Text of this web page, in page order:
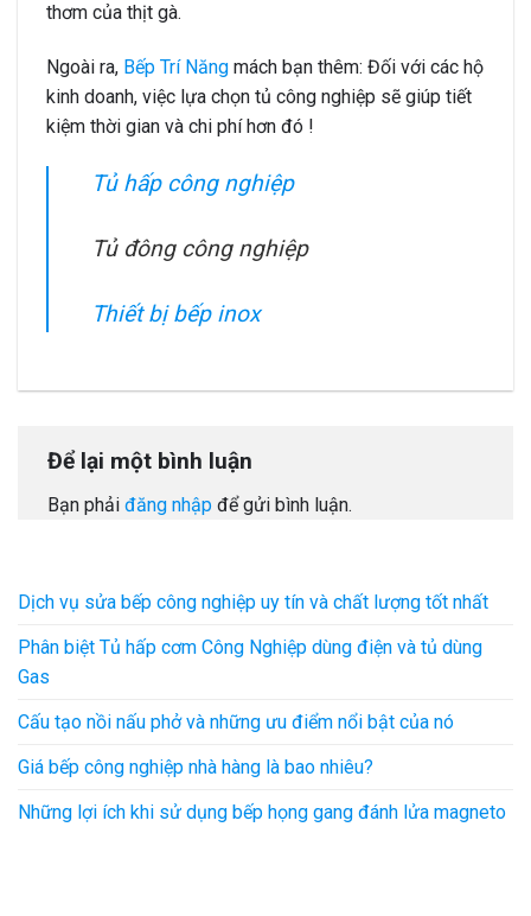
thơm của thịt gà.
Ngoài ra, Bếp Trí Năng mách bạn thêm: Đối với các hộ
kinh doanh, việc lựa chọn tủ công nghiệp sẽ giúp tiết
kiệm thời gian và chi phí hơn đó !
Tủ hấp công nghiệp
Tủ đông công nghiệp
Thiết bị bếp inox
Để lại một bình luận
Bạn phải đăng nhập để gửi bình luận.
Dịch vụ sửa bếp công nghiệp uy tín và chất lượng tốt nhất
Phân biệt Tủ hấp cơm Công Nghiệp dùng điện và tủ dùng
Gas
Cấu tạo nồi nấu phở và những ưu điểm nổi bật của nó
Giá bếp công nghiệp nhà hàng là bao nhiêu?
Những lợi ích khi sử dụng bếp họng gang đánh lửa magneto